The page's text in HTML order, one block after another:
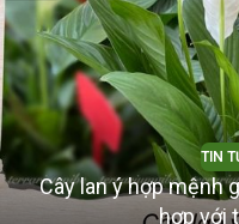
TIN
Cây lan ý hợp mệnh
hợp với